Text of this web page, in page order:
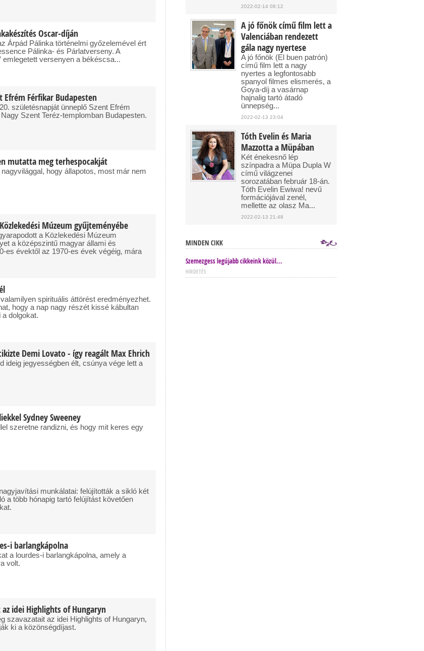
Oscar-díján
Árpád Pálinka történelmi győzelemével ért
Pálinka- és Párlatverseny. A
versenyen a békéscsa...
Efrém Férfikar Budapesten
születésnapját ünneplő Szent Efrém
Szent Teréz-templomban Budapesten.
mutatta meg terhespocakját
hogy állapotos, most már nem
Múzeum gyűjteményébe
a Közlekedési Múzeum
a középszintű magyar állami és
es évektől az 1970-es évek végéig, mára
spirituális áttörést eredményezhet.
hogy a nap nagy részét kissé kábultan
a dolgokat.
Demi Lovato - így reagált Max Ehrich
ideig jegyességben élt, csúnya vége lett a
Sydney Sweeney
szeretne randizni, és hogy mit keres egy
munkálatai: felújították a sikló két
a több hónapig tartó felújítást követően
i barlangkápolna
a lourdes-i barlangkápolna, amely a
volt.
idei Highlights of Hungaryn
szavazatait az idei Highlights of Hungaryn,
ki a közönségdíjast.
2022-02-14 08:12
A jó főnök című film lett a
Valenciában rendezett
gála nagy nyertese
A jó főnök (El buen patrón)
című film lett a nagy
nyertes a legfontosabb
spanyol filmes elismerés, a
Goya-díj a vasárnap
hajnalig tartó átadó
ünnepség...
2022-02-13 23:04
Tóth Evelin és Maria
Mazzotta a Müpában
Két énekesnő lép
színpadra a Müpa Dupla W
című világzenei
sorozatában február 18-án.
Tóth Evelin Ewiwa! nevű
formációjával zenél,
mellette az olasz Ma...
2022-02-13 21:48
MINDEN CIKK
Szemezgess legújabb cikkeink közül...
HIRDETÉS